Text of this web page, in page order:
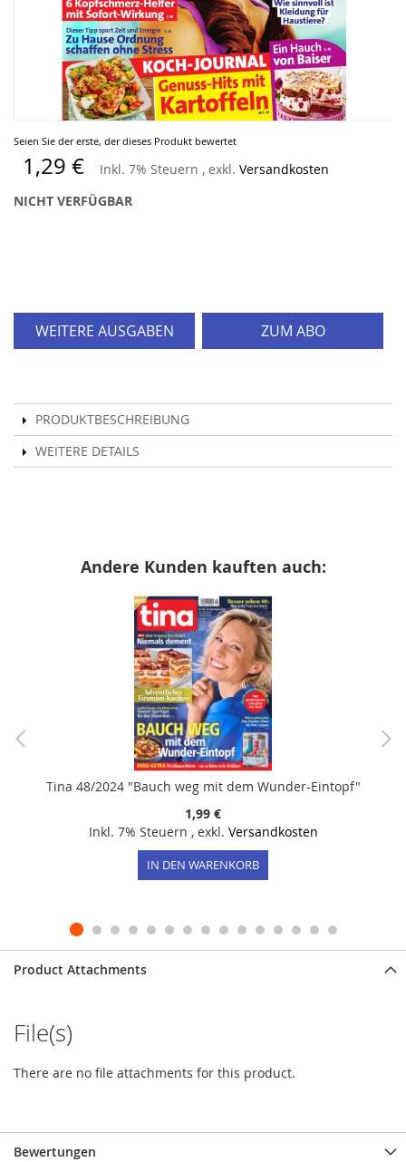
Seien Sie der erste, der dieses Produkt bewertet
1,29 € Inkl. 7% Steuern , exkl. Versandkosten
NICHT VERFÜGBAR
WEITERE AUSGABEN ZUM ABO
PRODUKTBESCHREIBUNG
WEITERE DETAILS
Zum
Anfang
der
Bildergalerie
springen
Andere Kunden kauften auch:
Tina 48/2024 "Bauch weg mit dem Wunder-Eintopf"
1,99 €
Inkl. 7% Steuern , exkl. Versandkosten
IN DEN WARENKORB
Product Attachments
File(s)
There are no file attachments for this product.
Bewertungen